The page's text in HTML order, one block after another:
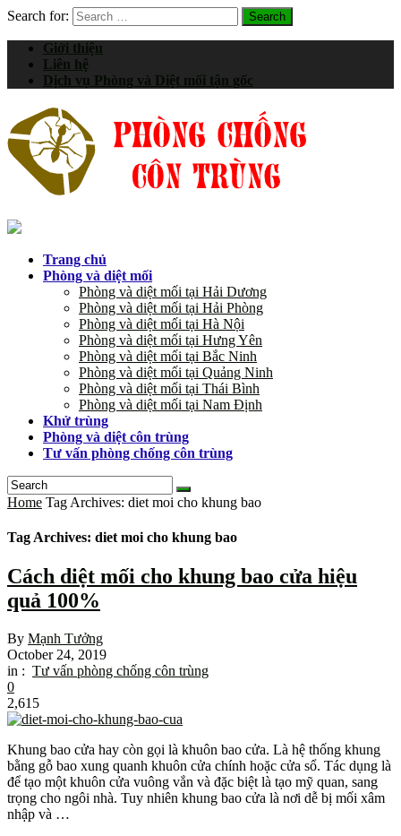
Search for:
Giới thiệu
Liên hệ
Dịch vụ Phòng và Diệt mối tận gốc
Trang chủ
Phòng và diệt mối
Phòng và diệt mối tại Hải Dương
Phòng và diệt mối tại Hải Phòng
Phòng và diệt mối tại Hà Nội
Phòng và diệt mối tại Hưng Yên
Phòng và diệt mối tại Bắc Ninh
Phòng và diệt mối tại Quảng Ninh
Phòng và diệt mối tại Thái Bình
Phòng và diệt mối tại Nam Định
Khử trùng
Phòng và diệt côn trùng
Tư vấn phòng chống côn trùng
Home Tag Archives: diet moi cho khung bao
Tag Archives: diet moi cho khung bao
Cách diệt mối cho khung bao cửa hiệu
quả 100%
By Mạnh Tưởng
October 24, 2019
in : Tư vấn phòng chống côn trùng
0
2,615
Khung bao cửa hay còn gọi là khuôn bao cửa. Là hệ thống khung
bằng gỗ bao xung quanh khuôn cửa chính hoặc cửa sổ. Tác dụng là
để tạo một khuôn cửa vuông vắn và đặc biệt là tạo mỹ quan, sang
trọng cho ngôi nhà. Tuy nhiên khung bao cửa là nơi dễ bị mối xâm
nhập và …